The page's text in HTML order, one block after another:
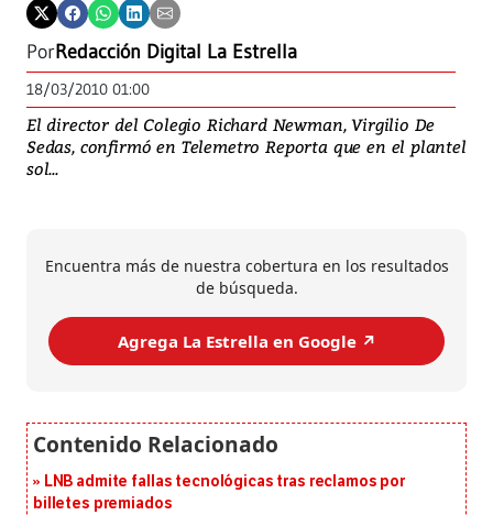
PorRedacción Digital La Estrella
18/03/2010 01:00
El director del Colegio Richard Newman, Virgilio De
Sedas, confirmó en Telemetro Reporta que en el plantel
sol...
Encuentra más de nuestra cobertura en los resultados
de búsqueda.
Agrega La Estrella en Google ↗️
LNB admite fallas tecnológicas tras reclamos por
billetes premiados